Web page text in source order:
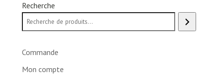
Recherche
Commande
Mon compte